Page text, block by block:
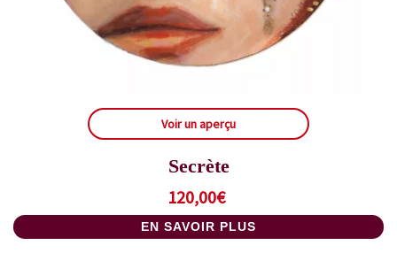
Voir un aperçu
Secrète
120,00€
EN SAVOIR PLUS